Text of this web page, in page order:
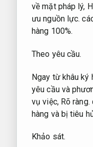
về mặt pháp lý,
ưu nguồn lực.
hàng 100%.
Theo yêu cầu.
Ngay từ khâu ký
yêu cầu và
vụ việc, Rõ ràng.
hàng và bị tiêu
Khảo sát.